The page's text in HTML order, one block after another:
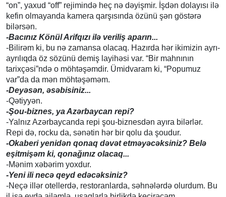
“on”, yaxud “off” rejimində heç nə dəyişmir. İşdən dolayısı ilə
kefin olmayanda kamera qarşısında özünü şən göstərə
bilərsən.
-Bacınız Könül Arifqızı ilə veriliş aparın...
-Bilirəm ki, bu nə zamansa olacaq. Hazırda hər ikimizin ayrı-
ayrılıqda öz sözünü demiş layihəsi var. “Bir mahnının
tarixçəsi”ndə o möhtəşəmdir. Ümidvaram ki, “Popumuz
var”da da mən möhtəşəməm.
-Deyəsən, əsəbisiniz...
-Qətiyyən.
-Şou-biznes, ya Azərbaycan repi?
-Yalnız Azərbaycanda repi şou-biznesdən ayıra bilərlər.
Repi də, rocku da, sənətin hər bir qolu da şoudur.
-Okaberi yenidən qonaq dəvət etməyəcəksiniz? Belə
eşitmişəm ki, qonağınız olacaq...
-Mənim xəbərim yoxdur.
-Yeni ili necə qeyd edəcəksiniz?
-Neçə illər otellerdə, restoranlarda, səhnələrdə olurdum. Bu